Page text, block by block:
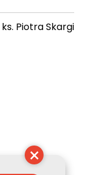
Piotra Skargi
×